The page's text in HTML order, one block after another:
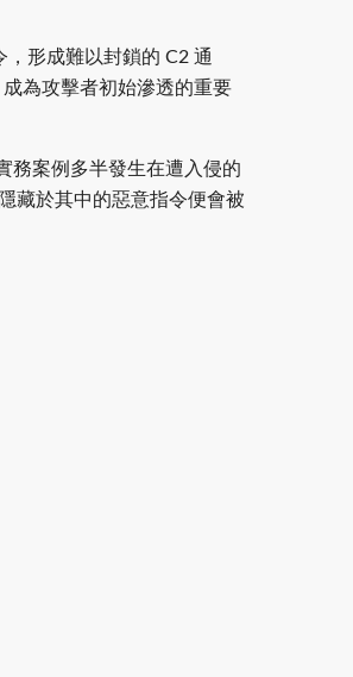
形成難以封鎖的 C2 通
為攻擊者初始滲透的重要
務案例多半發生在遭入侵的
藏於其中的惡意指令便會被